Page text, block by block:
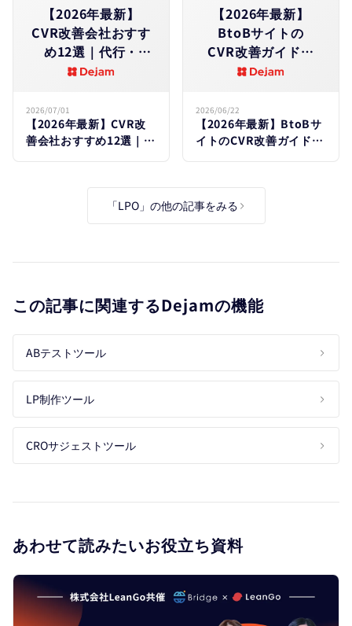
【2026年最新】
CVR改善会社おすす
め12選｜代行・
コンサルの​選び方と​
2026/07/01
【2026年最新】CVR改
善会社おすすめ12選｜代
【2026年最新】
BtoBサイトの​
CVR改善ガイド｜
業界別平均・低い​
リード獲得を​
増やす施策15選
2026/06/22
【2026年最新】BtoBサ
イトのCVR改善ガイド｜
す施策15選
「LPO」の他の記事をみる
この記事に関連するDejamの機能
ABテストツール
LP制作ツール
CROサジェストツール
あわせて読みたいお役立ち資料